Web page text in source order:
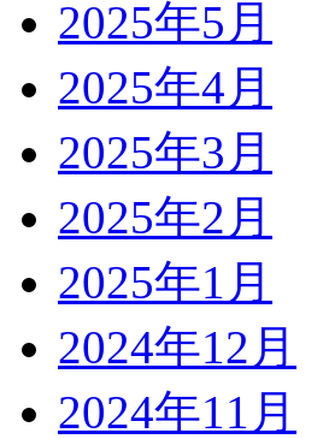
2025年5月
2025年4月
2025年3月
2025年2月
2025年1月
2024年12月
2024年11月